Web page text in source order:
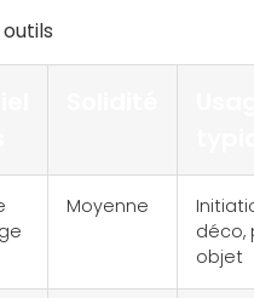
Moyenne
déco,
objet